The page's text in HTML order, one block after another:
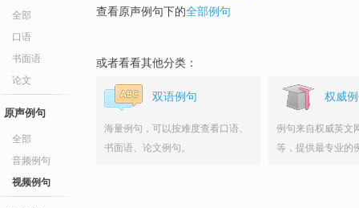
全部
口语
书面语
论文
原声例句
全部
音频例句
视频例句
查看原声例句下的全部例句
或者看看其他分类：
双语例句
海量例句，可以按难度查看口语、
书面语、论文例句。
权威
例句来自权威英文
等，提供最专业的